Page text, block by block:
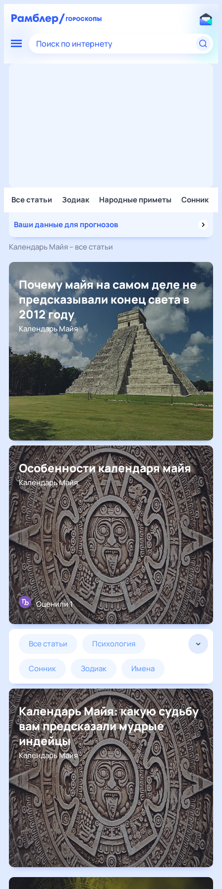
Поиск по интернету
Все статьи Зодиак Народные приметы Сонник
Ваши данные для прогнозов
Календарь Майя – все статьи
Почему майя на самом деле не
предсказывали конец света в
2012 году
Календарь Майя
Особенности календаря майя
Календарь Майя
Оценили 1
все статьи психология
сонник зодиак имена
нумерология
восточный гороскоп
лунный календарь гадания
дизайн человека календарь майя
ретроградный меркурий 2020 год
2021 год ванга гороскопы
астрошкола предсказания
народные приметы тесты
Календарь Майя: какую судьбу
вам предсказали мудрые
индейцы
Календарь Майя